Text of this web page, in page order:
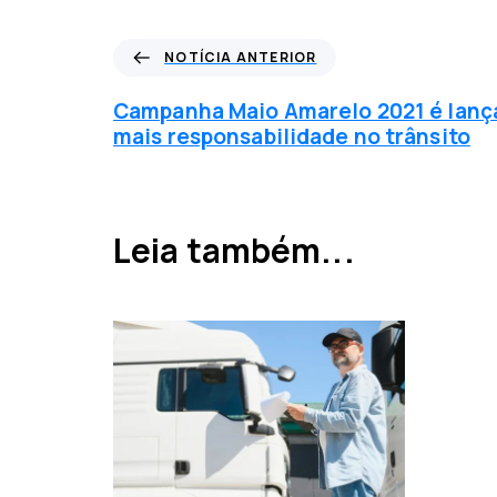
t
í
c
n
r
i
NOTÍCIA ANTERIOR
Campanha Maio Amarelo 2021 é
mais responsabilidade no trânsito
Leia também...